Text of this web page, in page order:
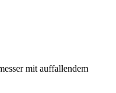
mit auffallendem